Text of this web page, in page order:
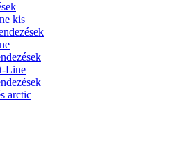
kis
Line
arctic